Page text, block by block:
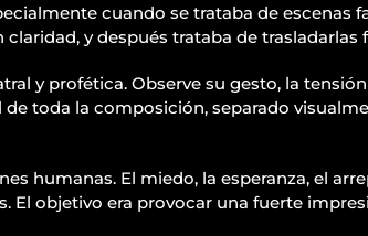
cuando se trataba de escenas
y después trataba de trasladarlas
y profética. Observe su gesto, la
toda la composición, separado
humanas. El miedo, la esperanza, el
El objetivo era provocar una fuerte